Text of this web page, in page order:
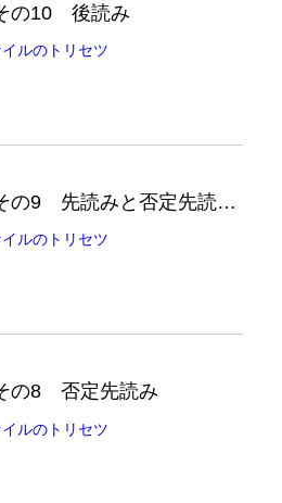
の10 後読み
ルのトリセツ
正規表現 応用編その9 先読みと否定先読みの例
ルのトリセツ
の8 否定先読み
ルのトリセツ